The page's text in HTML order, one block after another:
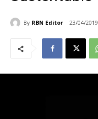
By RBN Editor 23/04/2019